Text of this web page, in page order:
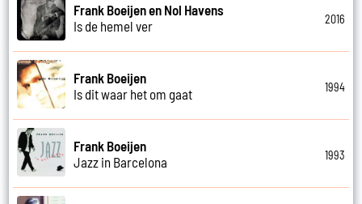
Frank Boeijen en Nol Havens
Is de hemel ver
2016
Frank Boeijen
Is dit waar het om gaat
1994
Frank Boeijen
Jazz in Barcelona
1993